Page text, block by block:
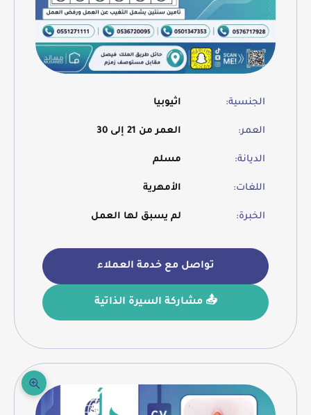
الجنسية: اثيوبيا
العمر: العمر من 21 إلى 30
الديانة: مسلم
اللغات: الأمهرية
الخبرة: لم يسبق لها العمل
تواصل مع خدمة العملاء
📤 مشاركة السيرة الذاتية